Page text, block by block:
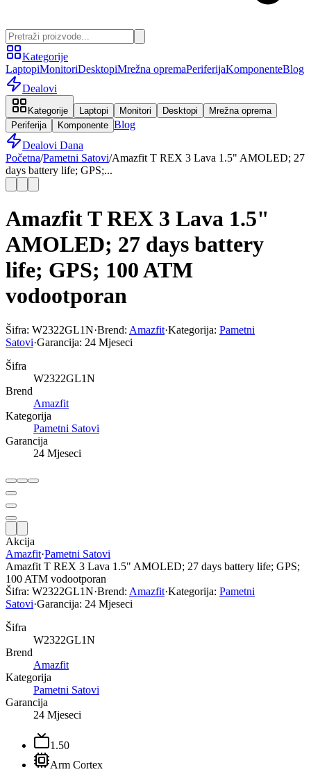
Kategorije
LaptopiMonitoriDesktopiMrežna opremaPeriferijaKomponenteBlog
Dealovi
Kategorije Laptopi Monitori Desktopi
Mrežna oprema
Periferija
Komponente Blog
Dealovi Dana
Početna/Pametni Satovi/Amazfit T REX 3 Lava 1.5" AMOLED; 27
days battery life; GPS;...
Amazfit T REX 3 Lava 1.5"
AMOLED; 27 days battery
life; GPS; 100 ATM
vodootporan
Šifra: W2322GL1N·Brend: Amazfit·Kategorija: Pametni
Satovi·Garancija: 24 Mjeseci
Šifra
W2322GL1N
Brend
Amazfit
Kategorija
Pametni Satovi
Garancija
24 Mjeseci
Akcija
Amazfit·Pametni Satovi
Amazfit T REX 3 Lava 1.5" AMOLED; 27 days battery life; GPS;
100 ATM vodootporan
Šifra: W2322GL1N·Brend: Amazfit·Kategorija: Pametni
Satovi·Garancija: 24 Mjeseci
Šifra
W2322GL1N
Brend
Amazfit
Kategorija
Pametni Satovi
Garancija
24 Mjeseci
1.50
Arm Cortex